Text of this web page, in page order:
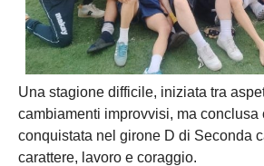
Una stagione difficile, iniziata tra
cambiamenti improvvisi, ma conclusa
conquistata nel girone D di Seconda
carattere, lavoro e coraggio.